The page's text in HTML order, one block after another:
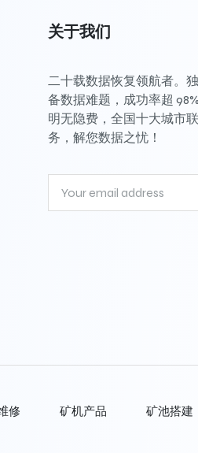
关于我们
二十载数据恢复领航者。
备数据难题，成功率超
明无隐费，全国十大城市
务，解您数据之忧！
修 矿机产品
矿池搭建